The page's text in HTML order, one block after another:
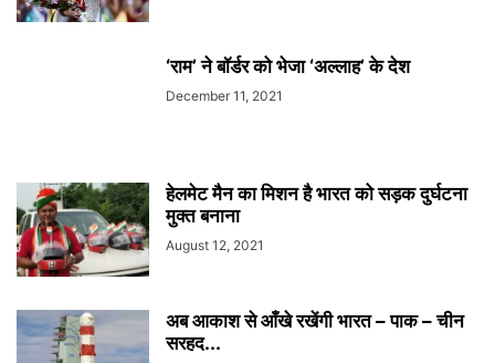
‘राम’ ने बॉर्डर को भेजा ‘अल्लाह’ के देश
December 11, 2021
हेलमेट मैन का मिशन है भारत को सड़क दुर्घटना
मुक्त बनाना
August 12, 2021
अब आकाश से आँखे रखेंगी भारत – पाक – चीन
सरहद...